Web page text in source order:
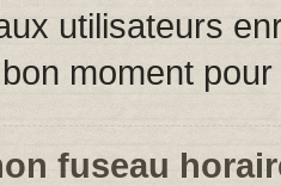
utilisateurs
moment
fuseau